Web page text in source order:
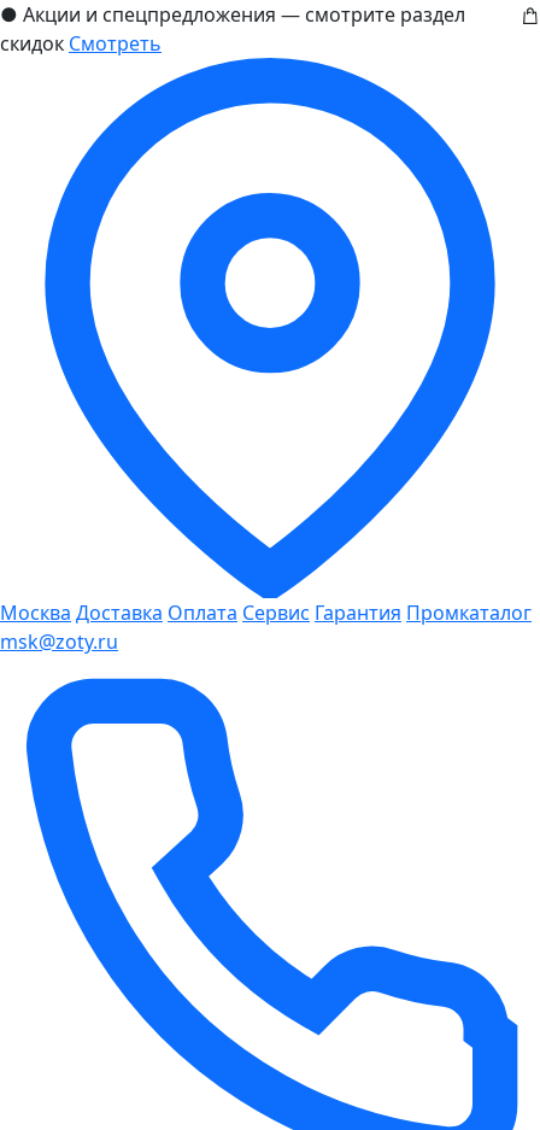
● Акции и спецпредложения — смотрите раздел
скидок Смотреть
Москва Доставка Оплата Сервис Гарантия Промкаталог
msk@zoty.ru